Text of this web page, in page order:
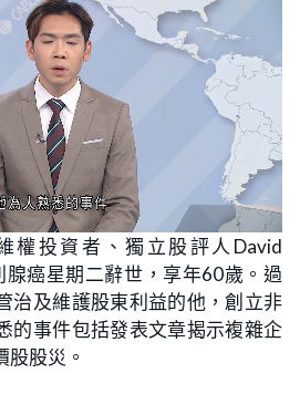
權投資者、獨立股評人David
癌星期二辭世，享年60歲。過
治及維護股東利益的他，創立非
的事件包括發表文章揭示複雜企
股股災。